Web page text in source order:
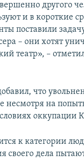
другого
и в короткие
поставили
– они хотят
театр», –
что
несмотря на
оккупации
к категории
своего дела